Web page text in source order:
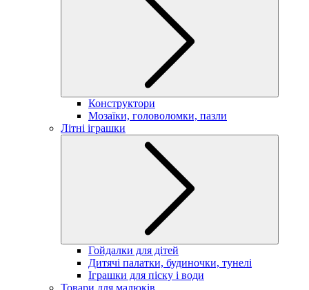
Конструктори
Мозаїки, головоломки, пазли
Літні іграшки
Гойдалки для дітей
Дитячі палатки, будиночки, тунелі
Іграшки для піску і води
Товари для малюків